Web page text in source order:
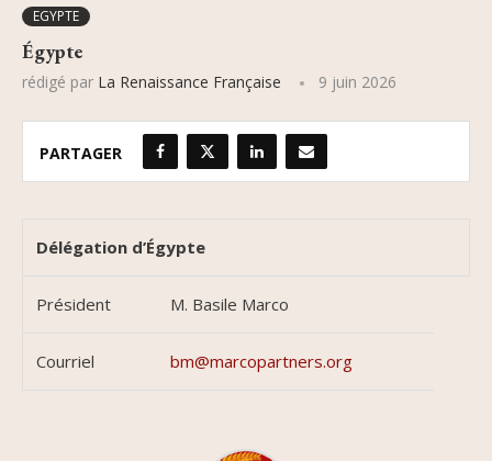
EGYPTE
Égypte
rédigé par La Renaissance Française 9 juin 2026
PARTAGER
Délégation d’Égypte
Président M. Basile Marco
Courriel bm@marcopartners.org